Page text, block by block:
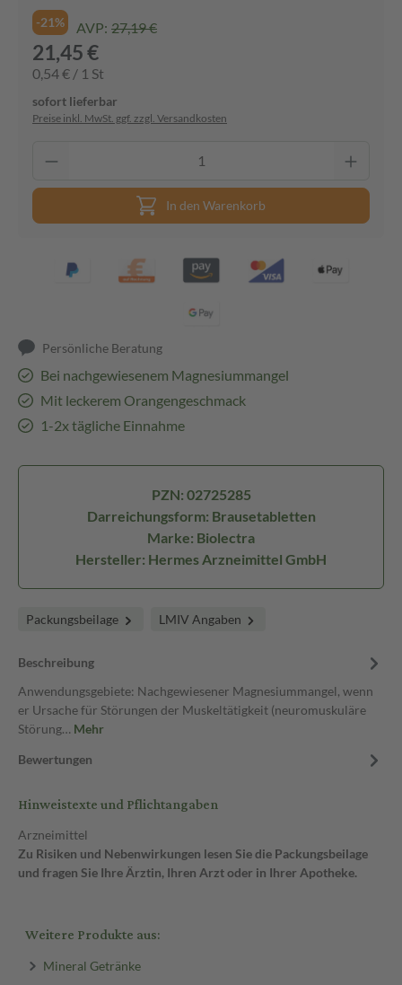
-21% AVP: 27,19 €
21,45 €
0,54 € / 1 St
sofort lieferbar
Preise inkl. MwSt. ggf. zzgl. Versandkosten
In den Warenkorb
Persönliche Beratung
Bei nachgewiesenem Magnesiummangel
Mit leckerem Orangengeschmack
1-2x tägliche Einnahme
PZN: 02725285
Darreichungsform: Brausetabletten
Marke: Biolectra
Hersteller: Hermes Arzneimittel GmbH
Packungsbeilage LMIV Angaben
Beschreibung
Anwendungsgebiete: Nachgewiesener Magnesiummangel, wenn
er Ursache für Störungen der Muskeltätigkeit (neuromuskuläre
Störung… Mehr
Bewertungen
Hinweistexte und Pflichtangaben
Arzneimittel
Zu Risiken und Nebenwirkungen lesen Sie die Packungsbeilage
und fragen Sie Ihre Ärztin, Ihren Arzt oder in Ihrer Apotheke.
Weitere Produkte aus:
Mineral Getränke